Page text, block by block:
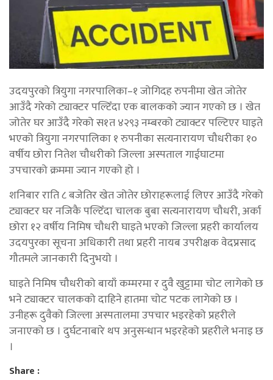
उदयपुरको त्रियुगा नगरपालिका–१ जोगिदह रुपनीमा खेत जोतेर
आउँदै गरेको ट्याक्टर पल्टिँदा एक बालकको ज्यान गएको छ । खेत
जोतेर घर आउँदै गरेको स१त ४२९३ नम्बरको ट्याक्टर पल्टिएर घाइते
भएको त्रियुगा नगरपालिका १ रुपनीका सत्यनारायण चौधरीका १०
वर्षीय छोरा नितेश चौधरीको जिल्ला अस्पताल गाईघाटमा
उपचारको क्रममा ज्यान गएको हो ।
शनिबार राति ८ बजेतिर खेत जोतेर छोराहरूलाई लिएर आउँदै गरेको
ट्याक्टर घर नजिकै पल्टिँदा चालक बुबा सत्यनारायण चौधरी, अर्का
छोरा १२ वर्षीय निमिष चौधरी घाइते भएको जिल्ला प्रहरी कार्यालय
उदयपुरका सूचना अधिकारी तथा प्रहरी नायब उपरीक्षक वेदप्रसाद
गौतमले जानकारी दिनुभयो ।
घाइते निमिष चौधरीको बायाँ कम्मरमा र दुवै खुट्टामा चोट लागेको छ
भने ट्याक्टर चालकको दाहिने हातमा चोट पटक लागेको छ ।
उनीहरू दुवैको जिल्ला अस्पतालमा उपचार भइरहेको प्रहरीले
जनाएको छ । दुर्घटनाबारे थप अनुसन्धान भइरहेको प्रहरीले भनाइ छ
।
Share :